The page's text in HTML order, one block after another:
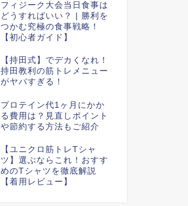
フィジーク大会当日食事は
どうすればいい？ | 勝利を
つかむ究極の食事戦略！
【初心者ガイド】
【持田式】でデカくなれ！
持田教利の筋トレメニュー
がヤバすぎる！
プロテイン代1ヶ月にかか
る費用は？見直しポイント
や節約する方法もご紹介
【ユニクロ筋トレTシャ
ツ】選ぶならこれ！おすす
めのTシャツを徹底解説
【着用レビュー】